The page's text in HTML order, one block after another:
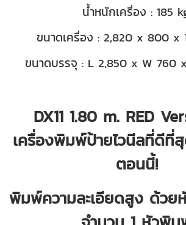
น้ำหนักเครื่อง : 185
ขนาดเครื่อง : 2,820 x 800 x
ขนาดบรรจุ : L 2,850 x W 760
DX11 1.80 m. RED
เครื่องพิมพ์ป้ายไวนีลที่ดีที่
ตอนนี้!
พิมพ์ความละเอียดสูง ด้วย